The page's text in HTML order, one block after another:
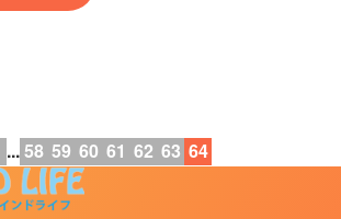
...58 59 60 61 62 63 64